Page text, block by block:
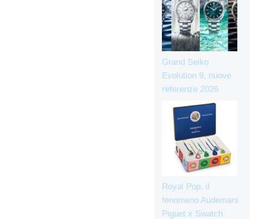
Grand Seiko
Evolution 9, nuove
referenze 2026
Royal Pop, il
fenomeno Audemars
Piguet x Swatch